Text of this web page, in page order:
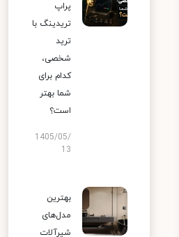
پراپ
تریدینگ با
ترید
شخصی،
کدام برای
شما بهتر
است؟
1405/05/
13
بهترین
مدل‌های
شیرآلات